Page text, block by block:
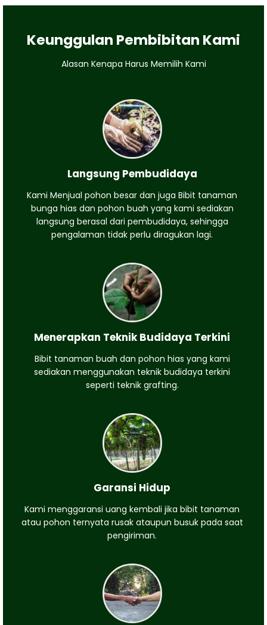
Keunggulan Pembibitan Kami
Alasan Kenapa Harus Memilih Kami
Langsung Pembudidaya
Kami Menjual pohon besar dan juga Bibit tanaman
bunga hias dan pohon buah yang kami sediakan
langsung berasal dari pembudidaya, sehingga
pengalaman tidak perlu diragukan lagi.
Menerapkan Teknik Budidaya Terkini
Bibit tanaman buah dan pohon hias yang kami
sediakan menggunakan teknik budidaya terkini
seperti teknik grafting.
Garansi Hidup
Kami menggaransi uang kembali jika bibit tanaman
atau pohon ternyata rusak ataupun busuk pada saat
pengiriman.